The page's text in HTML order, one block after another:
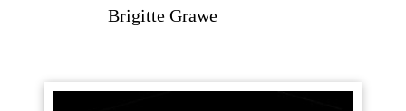
Brigitte Grawe